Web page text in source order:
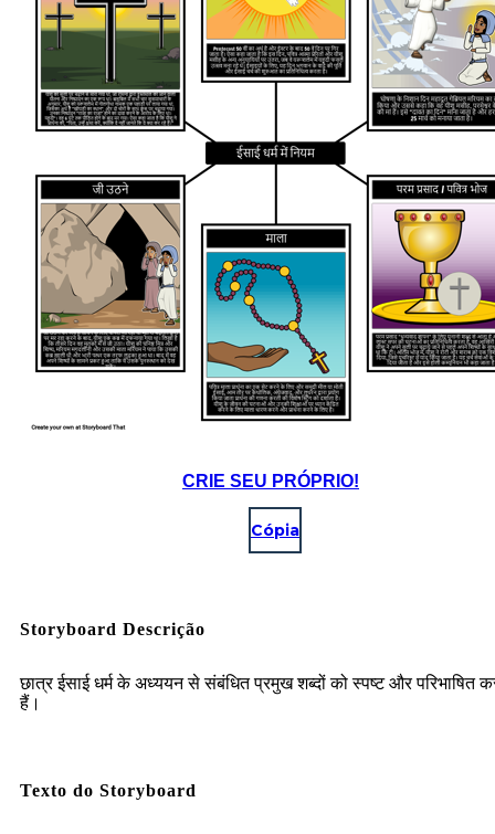
CRIE SEU PRÓPRIO!
Cópia
Storyboard Descrição
छात्र ईसाई धर्म के अध्ययन से संबंधित प्रमुख शब्दों को स्पष्ट और परिभाषित
हैं।
Texto do Storyboard